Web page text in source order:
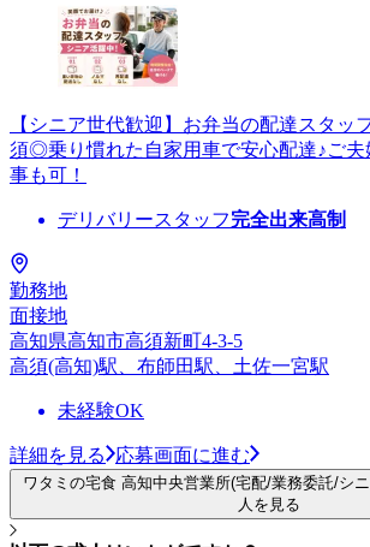
【シニア世代歓迎】お弁当の配達スタッ
須◎乗り慣れた自家用車で安心配達♪ご夫
事も可！
デリバリースタッフ完全出来高制
勤務地
面接地
高知県高知市高須新町4-3-5
高須(高知)駅、布師田駅、土佐一宮駅
未経験OK
詳細を見る 応募画面に進む
ワタミの宅食 高知中央営業所(宅配/業務委託/シ
人を見る